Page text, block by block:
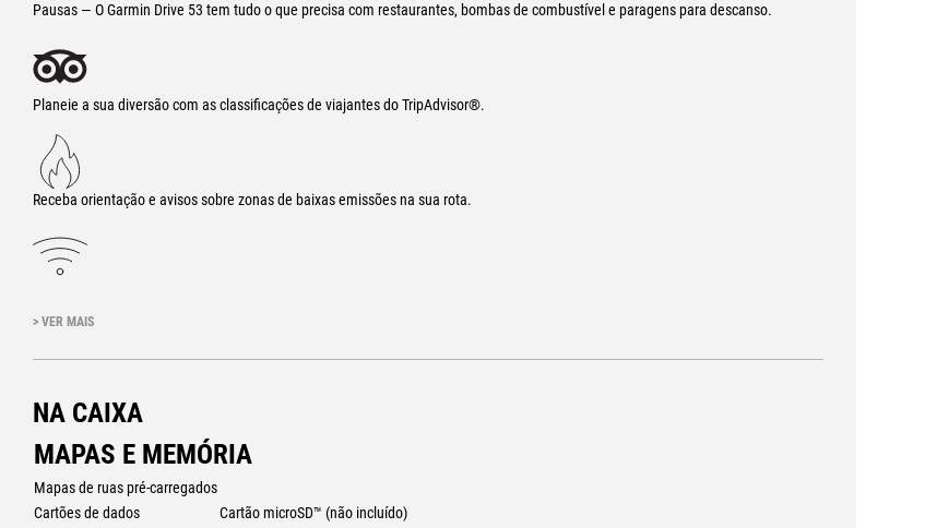
Pausas — O Garmin Drive 53 tem tudo o que precisa com restaurantes, bombas de combustível e paragens para descanso.
Planeie a sua diversão com as classificações de viajantes do TripAdvisor®.
Receba orientação e avisos sobre zonas de baixas emissões na sua rota.
> VER MAIS
NA CAIXA
MAPAS E MEMÓRIA
Mapas de ruas pré-carregados
Cartões de dados
Cartão microSD™ (não incluído)